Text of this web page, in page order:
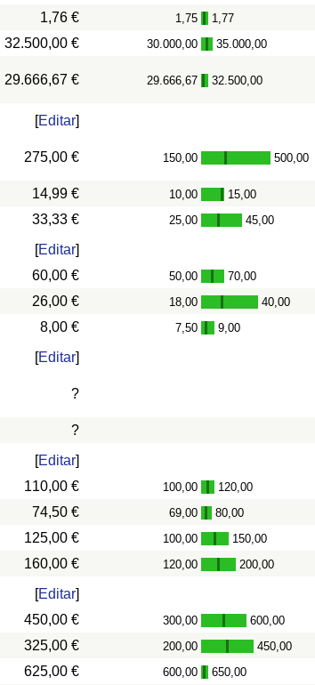
1,76 € 1,75 - 1,77
32.500,00 € 30.000,00 - 35.000,00
29.666,67 € 29.666,67 - 32.500,00
[Editar]
275,00 € 150,00 - 500,00
14,99 € 10,00 - 15,00
33,33 € 25,00 - 45,00
[Editar]
60,00 € 50,00 - 70,00
26,00 € 18,00 - 40,00
8,00 € 7,50 - 9,00
[Editar]
?
?
[Editar]
110,00 € 100,00 - 120,00
74,50 € 69,00 - 80,00
125,00 € 100,00 - 150,00
160,00 € 120,00 - 200,00
[Editar]
450,00 € 300,00 - 600,00
325,00 € 200,00 - 450,00
625,00 € 600,00 - 650,00